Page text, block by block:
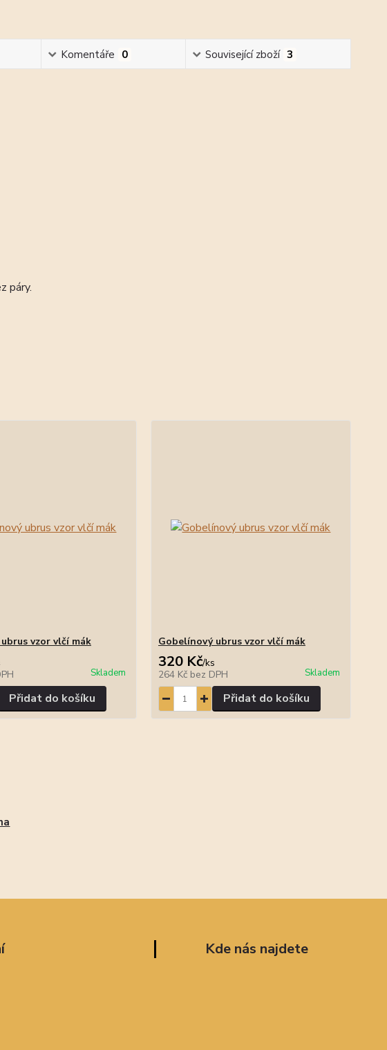
Komentáře 0 Související zboží 3
páry.
vzor vlčí mák
Skladem
Přidat do košíku
Gobelínový ubrus vzor vlčí mák
320 Kč/ks
264 Kč bez DPH Skladem
Přidat do košíku
Kde nás najdete